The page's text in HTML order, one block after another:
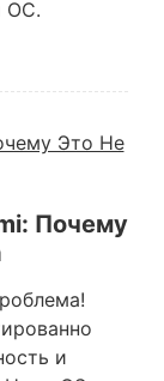
ОС.
Почему
и